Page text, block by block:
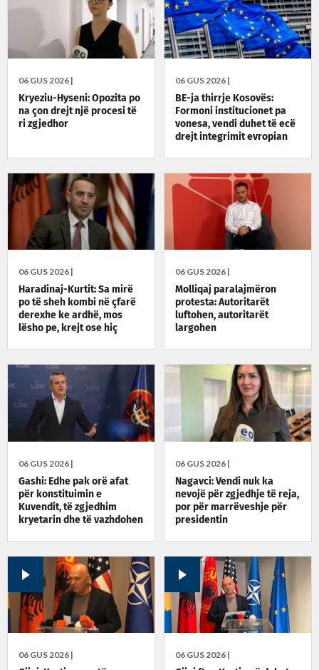
06 GUS 2026 |
Kryeziu-Hyseni: Opozita po
na çon drejt një procesi të
ri zgjedhor
06 GUS 2026 |
BE-ja thirrje Kosovës:
Formoni institucionet pa
vonesa, vendi duhet të ecë
drejt integrimit evropian
06 GUS 2026 |
Haradinaj-Kurtit: Sa mirë
po të sheh kombi në çfarë
derexhe ke ardhë, mos
lësho pe, krejt ose hiç
06 GUS 2026 |
Molliqaj paralajmëron
protesta: Autoritarët
luftohen, autoritarët
largohen
06 GUS 2026 |
Gashi: Edhe pak orë afat
për konstituimin e
Kuvendit, të zgjedhim
kryetarin dhe të vazhdohen
06 GUS 2026 |
Nagavci: Vendi nuk ka
nevojë për zgjedhje të reja,
por për marrëveshje për
presidentin
06 GUS 2026 | 06 GUS 2026 |